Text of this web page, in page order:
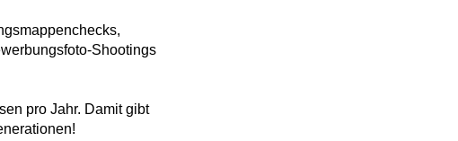
Shootings
pro Jahr. Damit gibt